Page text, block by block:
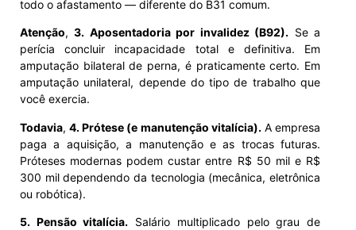
todo o afastamento — diferente do B31 comum.
Atenção,3. Aposentadoria por invalidez (B92). Se a
perícia concluir incapacidade total e definitiva. Em
amputação bilateral de perna, é praticamente certo. Em
amputação unilateral, depende do tipo de trabalho que
você exercia.
Todavia,4. Prótese (e manutenção vitalícia).A empresa
paga a aquisição, a manutenção e as trocas futuras.
Próteses modernas podem custar entre R$ 50 mil e R$
300 mil dependendo da tecnologia (mecânica, eletrônica
ou robótica).
5. Pensão vitalícia. Salário multiplicado pelo grau de